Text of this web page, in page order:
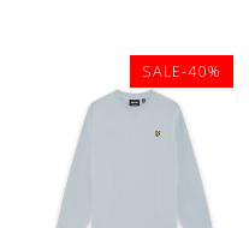
SALE-40%